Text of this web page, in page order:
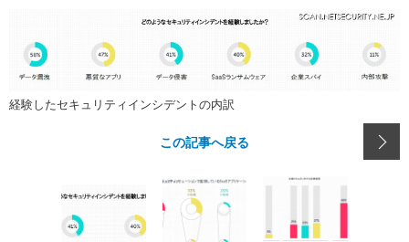
経験したセキュリティインシデントの内訳
この記事へ戻る